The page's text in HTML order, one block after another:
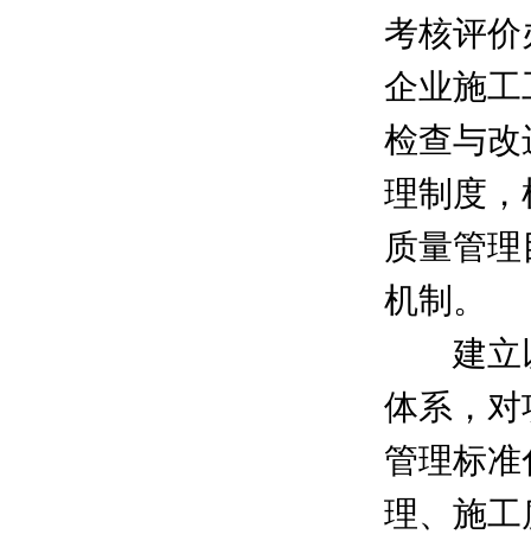
考核评
企业施
检查与
理制度
质量管
机制。
建立以
体系，
管理标
理、施